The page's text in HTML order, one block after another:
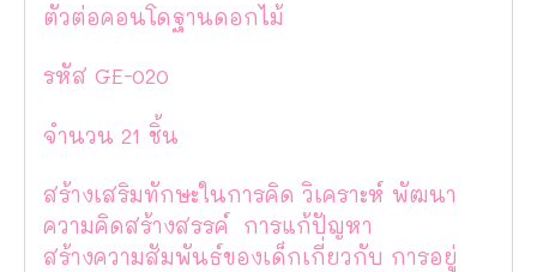
ตัวต่อคอนโดฐานดอกไม้
รหัส GE-020
จำนวน 21 ชิ้น
สร้างเสริมทักษะในการคิด วิเคราะห์ พัฒนา
ความคิดสร้างสรรค์ การแก้ปัญหา
สร้างความสัมพันธ์ของเด็กเกี่ยวกับ การอยู่